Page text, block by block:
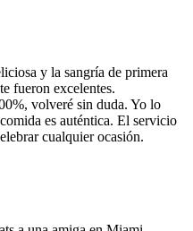
y la sangría de primera
fueron excelentes.
volveré sin duda. Yo lo
es auténtica. El servicio
cualquier ocasión.